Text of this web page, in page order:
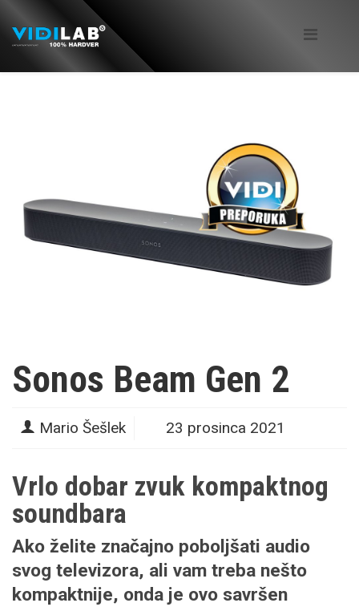
Sonos Beam Gen 2
Mario Šešlek 23 prosinca 2021
Vrlo dobar zvuk kompaktnog
soundbara
Ako želite značajno poboljšati audio
svog televizora, ali vam treba nešto
kompaktnije, onda je ovo savršen